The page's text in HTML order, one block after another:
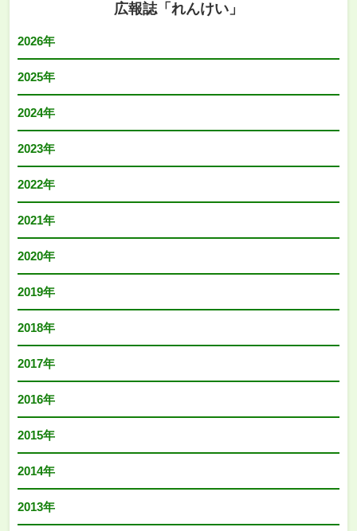
広報誌「れんけい」
2026年
2025年
2024年
2023年
2022年
2021年
2020年
2019年
2018年
2017年
2016年
2015年
2014年
2013年